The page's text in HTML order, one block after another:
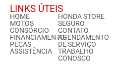
LINKS ÚTEIS
HOME
MOTOS
CONSÓRCIO
FINANCIAMENTO
PEÇAS
ASSISTÊNCIA
HONDA STORE
SEGURO
CONTATO
AGENDAMENTO
DE SERVIÇO
TRABALHO
CONOSCO